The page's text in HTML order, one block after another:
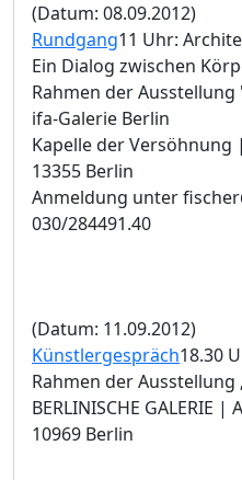
(Datum: 08.09.2012)
Rundgang11 Uhr:
Ein Dialog zwischen
Rahmen der
ifa-Galerie Berlin
Kapelle der Versöhnung
13355 Berlin
Anmeldung unter
030/284491.40
(Datum: 11.09.2012)
Künstlergespräch18.30
Rahmen der Ausstellung
BERLINISCHE GALERIE
10969 Berlin